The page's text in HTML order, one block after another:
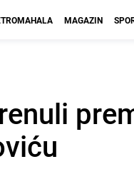
MAGAZIN